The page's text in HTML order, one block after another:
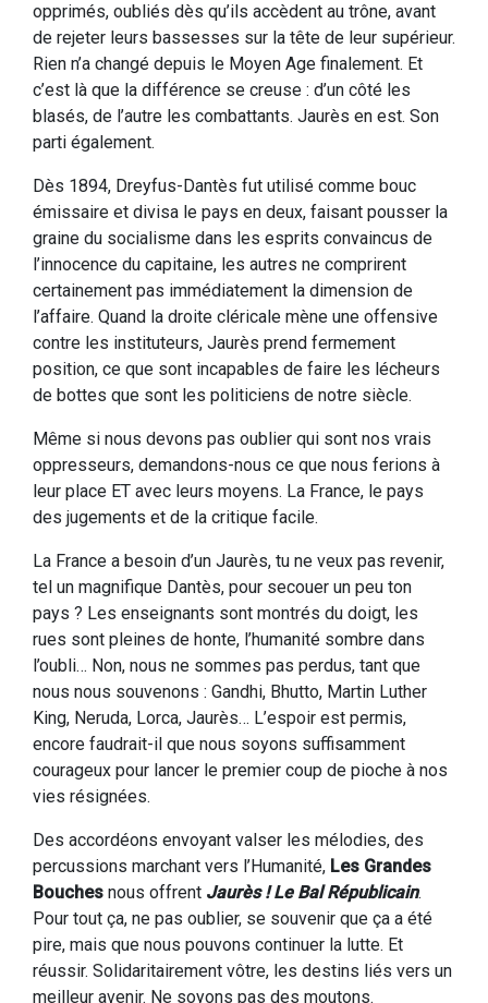
opprimés, oubliés dès qu’ils accèdent au trône, avant
de rejeter leurs bassesses sur la tête de leur supérieur.
Rien n’a changé depuis le Moyen Age finalement. Et
c’est là que la différence se creuse : d’un côté les
blasés, de l’autre les combattants. Jaurès en est. Son
parti également.
Dès 1894, Dreyfus-Dantès fut utilisé comme bouc
émissaire et divisa le pays en deux, faisant pousser la
graine du socialisme dans les esprits convaincus de
l’innocence du capitaine, les autres ne comprirent
certainement pas immédiatement la dimension de
l’affaire. Quand la droite cléricale mène une offensive
contre les instituteurs, Jaurès prend fermement
position, ce que sont incapables de faire les lécheurs
de bottes que sont les politiciens de notre siècle.
Même si nous devons pas oublier qui sont nos vrais
oppresseurs, demandons-nous ce que nous ferions à
leur place ET avec leurs moyens. La France, le pays
des jugements et de la critique facile.
La France a besoin d’un Jaurès, tu ne veux pas revenir,
tel un magnifique Dantès, pour secouer un peu ton
pays ? Les enseignants sont montrés du doigt, les
rues sont pleines de honte, l’humanité sombre dans
l’oubli… Non, nous ne sommes pas perdus, tant que
nous nous souvenons : Gandhi, Bhutto, Martin Luther
King, Neruda, Lorca, Jaurès… L’espoir est permis,
encore faudrait-il que nous soyons suffisamment
courageux pour lancer le premier coup de pioche à nos
vies résignées.
Des accordéons envoyant valser les mélodies, des
percussions marchant vers l’Humanité, Les Grandes
Bouches nous offrent Jaurès ! Le Bal Républicain.
Pour tout ça, ne pas oublier, se souvenir que ça a été
pire, mais que nous pouvons continuer la lutte. Et
réussir. Solidaritairement vôtre, les destins liés vers un
meilleur avenir. Ne soyons pas des moutons.